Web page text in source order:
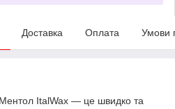
Доставка Оплата Умови
ItalWax — це швидко та